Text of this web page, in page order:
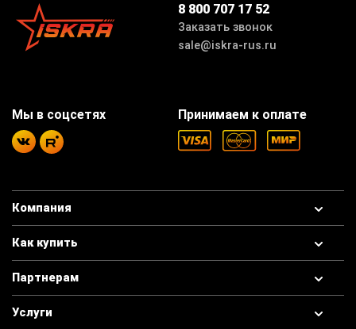
8 800 707 17 52
Заказать звонок
sale@iskra-rus.ru
Компания
Как купить
Партнерам
Услуги
Принимаем к оплате
Мы в соцсетях